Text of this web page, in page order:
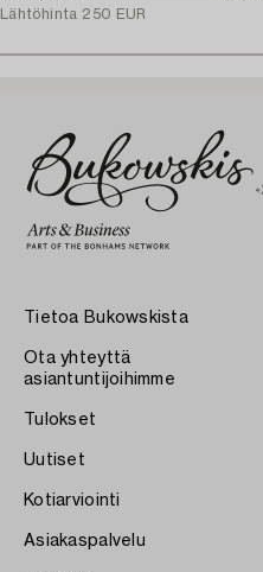
Lähtöhinta 250 EUR
Tietoa Bukowskista
Ota yhteyttä
asiantuntijoihimme
Tulokset
Uutiset
Kotiarviointi
Asiakaspalvelu